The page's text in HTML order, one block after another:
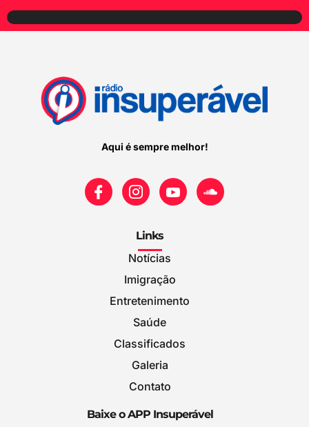
Aqui é sempre melhor!
Links
Notícias
Imigração
Entretenimento
Saúde
Classificados
Galeria
Contato
Baixe o APP Insuperável